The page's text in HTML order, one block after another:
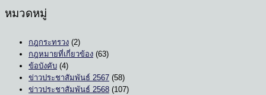
หมวดหมู่
กฎกระทรวง (2)
กฎหมายที่เกี่ยวข้อง (63)
ข้อบังคับ (4)
ข่าวประชาสัมพันธ์ 2567 (58)
ข่าวประชาสัมพันธ์ 2568 (107)